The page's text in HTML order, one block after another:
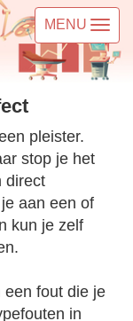
MENU
pleister.
stop je het
direct
aan een of
kun je zelf
een fout die je
in